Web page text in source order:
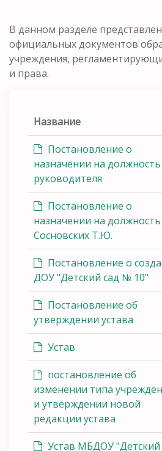
В данном разделе
официальных документов
учреждения,
и права.
Название
Постановление о
назначении на должность
руководителя
Постановление о
назначении на должность
Сосновских Т.Ю.
Постановление о
ДОУ "Детский сад № 10"
Постановление об
утверждении устава
Устав
постановление об
изменении типа
и утверждении новой
редакции устава
Устав МБДОУ "Детский